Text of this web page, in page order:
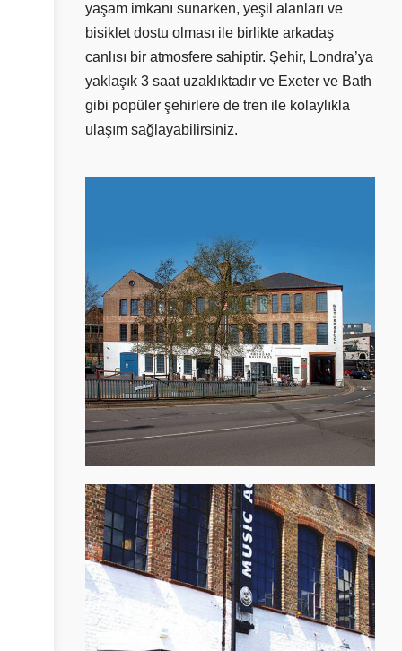
yaşam imkanı sunarken, yeşil alanları ve
bisiklet dostu olması ile birlikte arkadaş
canlısı bir atmosfere sahiptir. Şehir, Londra’ya
yaklaşık 3 saat uzaklıktadır ve Exeter ve Bath
gibi popüler şehirlere de tren ile kolaylıkla
ulaşım sağlayabilirsiniz.